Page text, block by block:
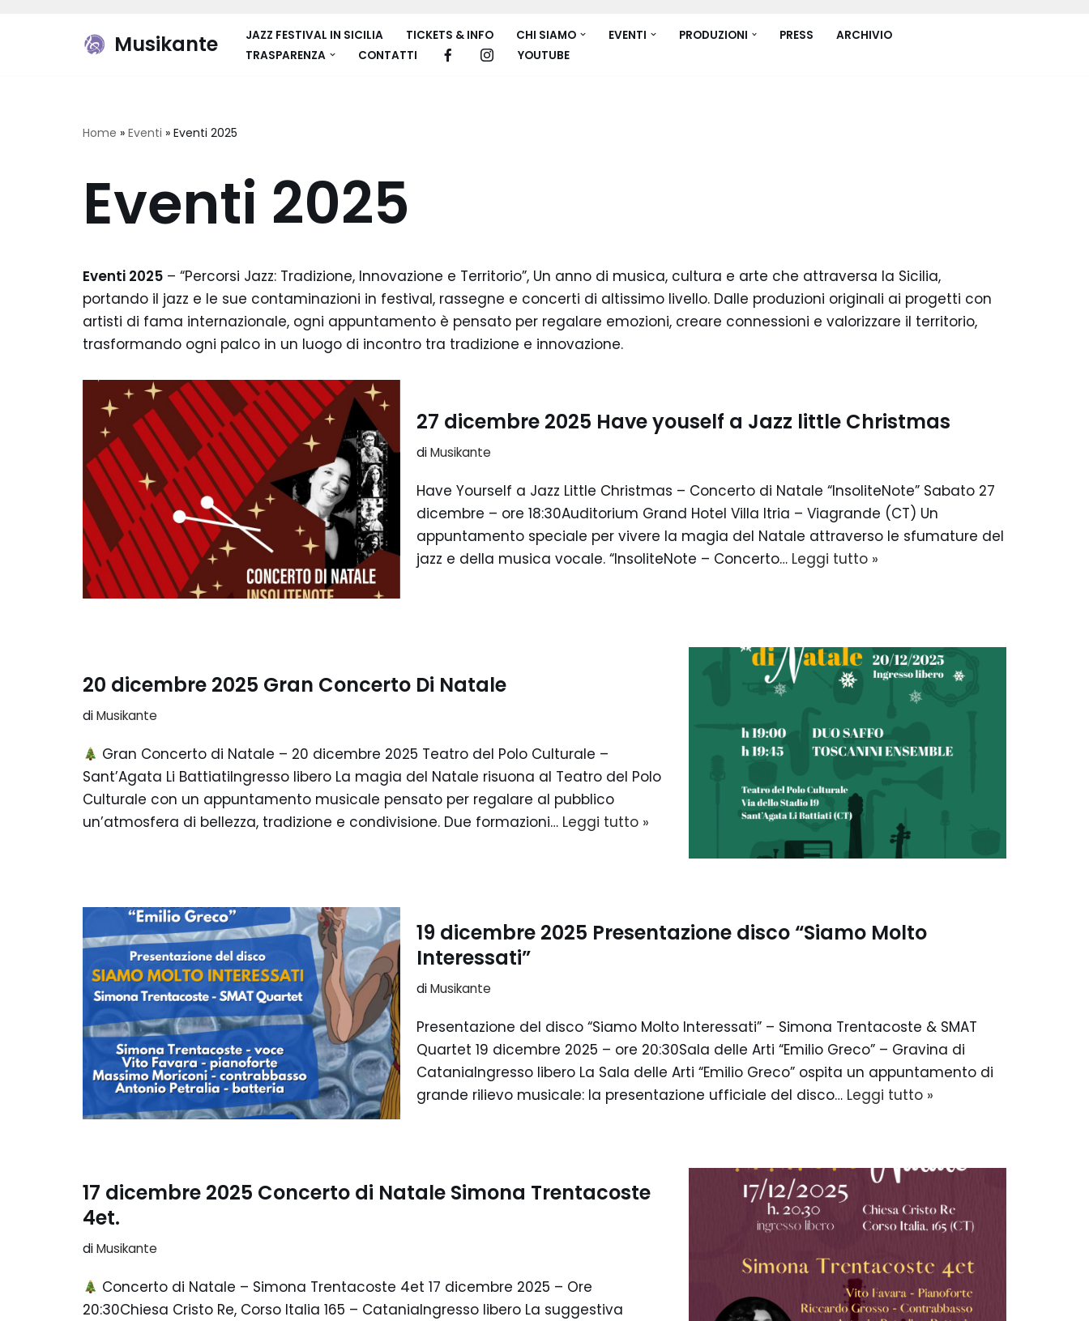
Musikante JAZZ FESTIVAL IN SICILIA TICKETS & INFO CHI SIAMO EVENTI PRODUZIONI PRESS
ARCHIVIO
TRASPARENZA
CONTATTI YOUTUBE
Home » Eventi » Eventi 2025
Eventi 2025
Eventi 2025 – “Percorsi Jazz: Tradizione, Innovazione e Territorio”, Un anno di musica, cultura e arte che attraversa la Sicilia,
portando il jazz e le sue contaminazioni in festival, rassegne e concerti di altissimo livello. Dalle produzioni originali ai progetti con
artisti di fama internazionale, ogni appuntamento è pensato per regalare emozioni, creare connessioni e valorizzare il territorio,
trasformando ogni palco in un luogo di incontro tra tradizione e innovazione.
27 dicembre 2025 Have youself a Jazz little Christmas
diMusikante
Have Yourself a Jazz Little Christmas – Concerto di Natale “InsoliteNote” Sabato 27
dicembre – ore 18:30Auditorium Grand Hotel Villa Itria – Viagrande (CT) Un
appuntamento speciale per vivere la magia del Natale attraverso le sfumature del
jazz e della musica vocale. “InsoliteNote – Concerto… Leggi tutto »
20 dicembre 2025 Gran Concerto Di Natale
diMusikante
Gran Concerto di Natale – 20 dicembre 2025 Teatro del Polo Culturale –
Sant’Agata Li BattiatiIngresso libero La magia del Natale risuona al Teatro del Polo
Culturale con un appuntamento musicale pensato per regalare al pubblico
un’atmosfera di bellezza, tradizione e condivisione. Due formazioni… Leggi tutto »
19 dicembre 2025 Presentazione disco “Siamo Molto
Interessati”
diMusikante
Presentazione del disco “Siamo Molto Interessati” – Simona Trentacoste & SMAT
Quartet 19 dicembre 2025 – ore 20:30Sala delle Arti “Emilio Greco” – Gravina di
CataniaIngresso libero La Sala delle Arti “Emilio Greco” ospita un appuntamento di
grande rilievo musicale: la presentazione ufficiale del disco… Leggi tutto »
17 dicembre 2025 Concerto di Natale Simona Trentacoste
4et.
diMusikante
Concerto di Natale – Simona Trentacoste 4et 17 dicembre 2025 – Ore
20:30Chiesa Cristo Re, Corso Italia 165 – CataniaIngresso libero La suggestiva